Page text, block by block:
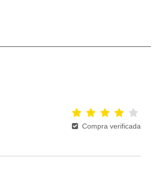
Compra verificada